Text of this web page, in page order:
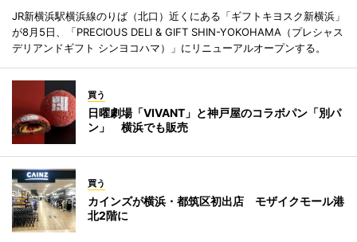
JR新横浜駅横浜線のりば（北口）近くにある「ギフトキヨスク新横浜」
が8月5日、「PRECIOUS DELI & GIFT SHIN-YOKOHAMA（プレシャス
デリアンドギフト シンヨコハマ）」にリニューアルオープンする。
買う
日曜劇場「VIVANT」と神戸屋のコラボパン「別パ
ン」 横浜でも販売
買う
カインズが横浜・都筑区初出店 モザイクモール港
北2階に